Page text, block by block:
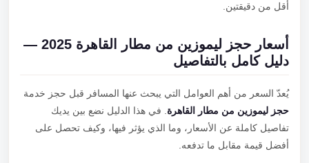
أقل من دقيقتين.
أسعار حجز ليموزين من مطار القاهرة 2025 —
دليل كامل بالتفاصيل
يُعدّ السعر من أهم العوامل التي يبحث عنها المسافر قبل حجز خدمة
حجز ليموزين من مطار القاهرة. في هذا الدليل نضع بين يديك
تفاصيل كاملة عن الأسعار، وما الذي يؤثر فيها، وكيف تحصل على
أفضل قيمة مقابل ما تدفعه.